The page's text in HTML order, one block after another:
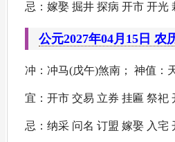
忌：嫁娶 掘井 探病 开市 开光
公元2027年04月15日 农
冲：冲马(戊午)煞南； 神值：
宜：开市 交易 立券 挂匾 祭祀
忌：纳采 问名 订盟 嫁娶 入宅